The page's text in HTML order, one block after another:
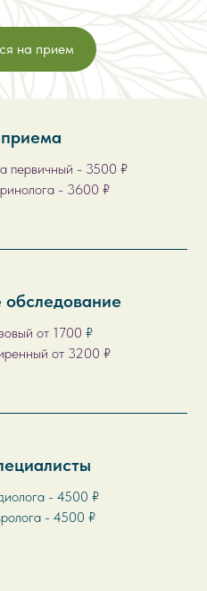
на прием
первичный - 3500 ₽
- 3600 ₽
от 1700 ₽
от 3200 ₽
- 4500 ₽
- 4500 ₽